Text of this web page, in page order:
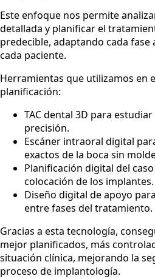
Este enfoque nos permite
detallada y planificar el
predecible, adaptando cada fase
cada paciente.
Herramientas que utilizamos en
planificación:
TAC dental 3D para
precisión.
Escáner intraoral digital
exactos de la boca sin
Planificación digital del
colocación de los implantes.
Diseño digital de apoyo
entre fases del tratamiento.
Gracias a esta tecnología,
mejor planificados, más
situación clínica, mejorando la
proceso de implantología.